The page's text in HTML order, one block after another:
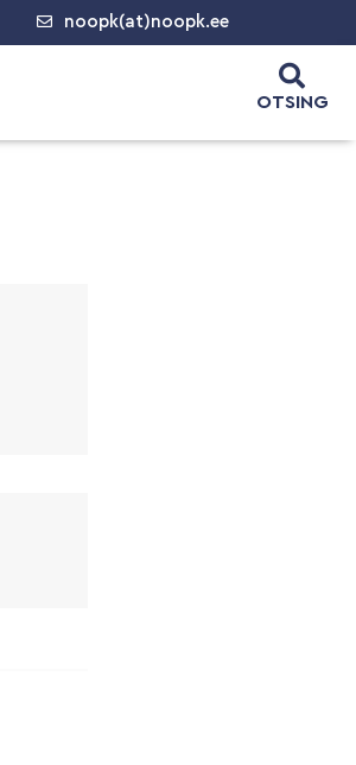
noopk(at)noopk.ee
OTSING